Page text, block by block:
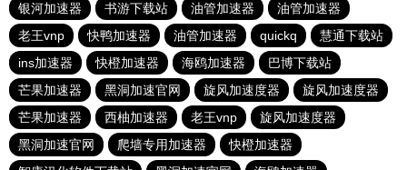
银河加速器
书游下载站 油管加速器
油管加速器
老王vnp
快鸭加速器 油管加速器 quickq
慧通下载站
ins加速器
快橙加速器 海鸥加速器
巴博下载站
芒果加速器
黑洞加速官网 旋风加速度器
旋风加速度器
芒果加速器
西柚加速器 老王vnp
旋风加速度器
黑洞加速官网
爬墙专用加速器
快橙加速器